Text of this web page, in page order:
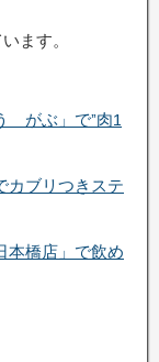
ます。
がぶ」で”肉1
カブリつきステ
橋店」で飲め